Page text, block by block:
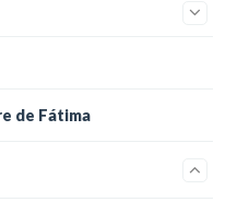
de Fátima